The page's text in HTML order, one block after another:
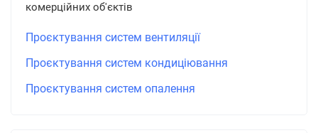
комерційних об'єктів
Проєктування систем вентиляції
Проєктування систем кондиціювання
Проєктування систем опалення